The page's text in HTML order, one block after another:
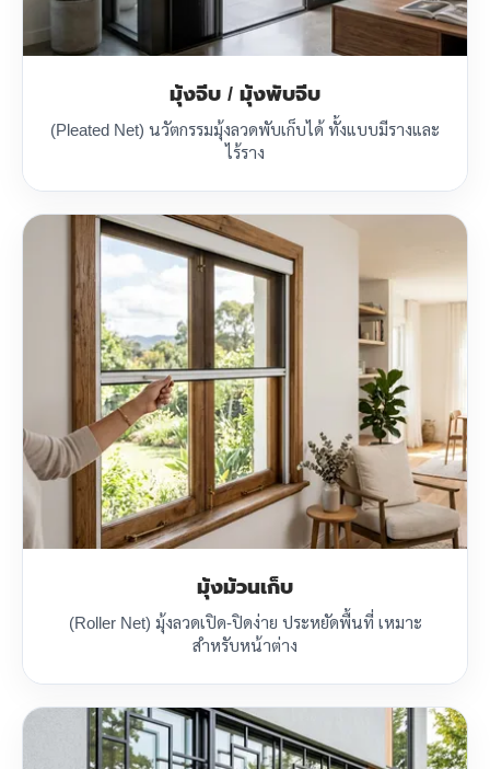
มุ้งจีบ / มุ้งพับจีบ
(Pleated Net) นวัตกรรมมุ้งลวดพับเก็บได้ ทั้งแบบมีรางและ
ไร้ราง
มุ้งม้วนเก็บ
(Roller Net) มุ้งลวดเปิด-ปิดง่าย ประหยัดพื้นที่ เหมาะ
สำหรับหน้าต่าง